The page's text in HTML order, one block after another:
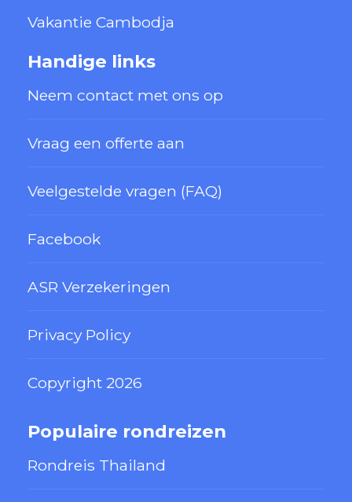
Vakantie Cambodja
Handige links
Neem contact met ons op
Vraag een offerte aan
Veelgestelde vragen (FAQ)
Facebook
ASR Verzekeringen
Privacy Policy
Copyright 2026
Populaire rondreizen
Rondreis Thailand